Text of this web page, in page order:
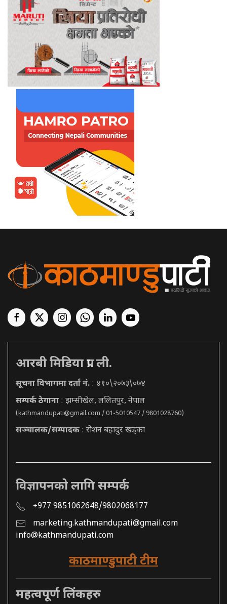
आरबी मिडिया प्रा. ली.
सूचना विभागमा दर्ता नं. : ४१०\२०७३\०७४
सम्पर्क ठेगाना : झम्सीखेल, ललितपुर, नेपाल
(kathmandupati@gmail.com / 01-5010547 / 9801028760)
सञ्चालक/सम्पादक : रोशन बहादुर खड्का
विज्ञापनको लागि सम्पर्क
+977 9851062648/9802068177
marketing.kathmandupati@gmail.com
info@kathmandupati.com
काठमाण्डुपाटी टीम
महत्वपूर्ण लिंकहरु